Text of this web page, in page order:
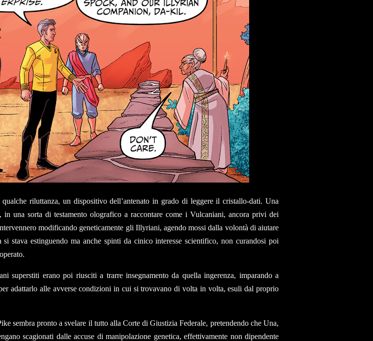
riluttanza, un dispositivo dell’antenato in grado di leggere il cristallo-dati. Una
in una sorta di testamento olografico a raccontare come i Vulcaniani, ancora privi dei
modificando geneticamente gli Illyriani, agendo mossi dalla volontà di aiutare
stava estinguendo ma anche spinti da cinico interesse scientifico, non curandosi poi
superstiti erano poi riusciti a trarre insegnamento da quella ingerenza, imparando a
adattarlo alle avverse condizioni in cui si trovavano di volta in volta, esuli dal proprio
sembra pronto a svelare il tutto alla Corte di Giustizia Federale, pretendendo che Una,
scagionati dalle accuse di manipolazione genetica, effettivamente non dipendente